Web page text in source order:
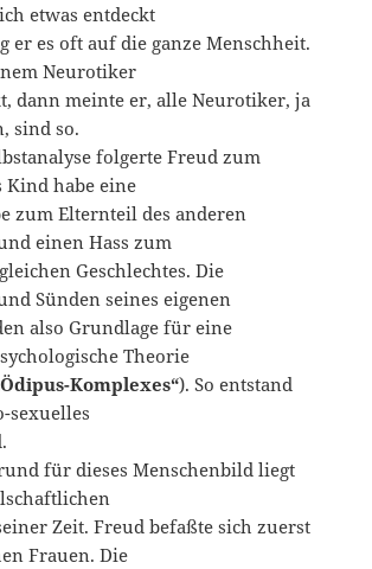
etwas entdeckt
er es oft auf die ganze Menschheit.
Neurotiker
dann meinte er, alle Neurotiker, ja
sind so.
folgerte Freud zum
Kind habe eine
zum Elternteil des anderen
einen Hass zum
Geschlechtes. Die
Sünden seines eigenen
also Grundlage für eine
Theorie
Komplexes“). So entstand
sexuelles
für dieses Menschenbild liegt
Zeit. Freud befaßte sich zuerst
Frauen. Die